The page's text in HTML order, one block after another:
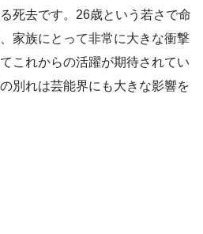
死去です。26歳という若さで命
家族にとって非常に大きな衝撃
これからの活躍が期待されてい
別れは芸能界にも大きな影響を